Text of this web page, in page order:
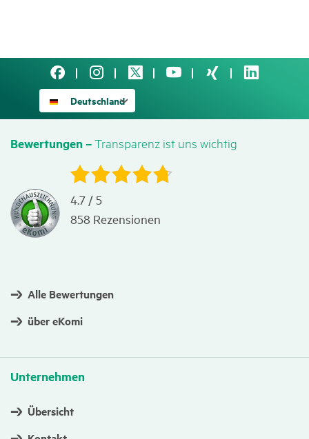
Deutschland
Bewer­tungen –Trans­pa­renz ist uns wichtig
4.7 / 5
858 Rezensionen
Alle Bewertungen
über eKomi
Unter­nehmen
Übersicht